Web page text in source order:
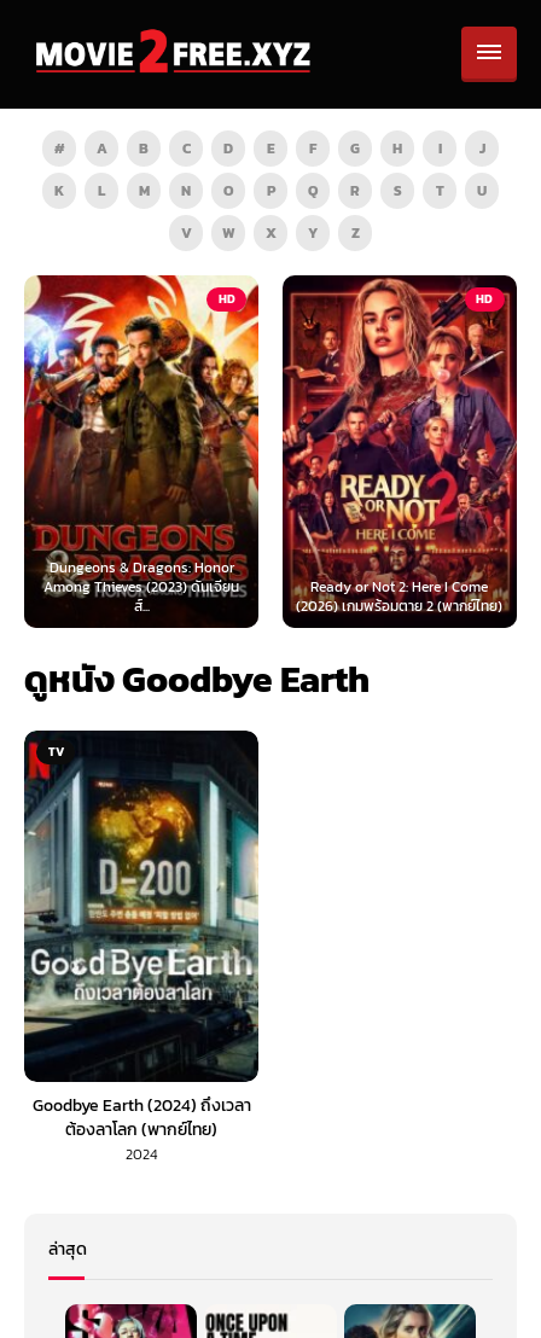
# A B C D E F G H I
J
K
L M N O P Q R S T
U
V
W X Y Z
HD
Dungeons & Dragons: Honor
Among Thieves (2023) ดันเจียน
ส์...
HD
Ready or Not 2: Here I Come
(2026) เกมพร้อมตาย 2 (พากย์ไทย)
ดูหนัง Goodbye Earth
TV
Goodbye Earth (2024) ถึงเวลา
ต้องลาโลก (พากย์ไทย)
2024
ล่าสุด